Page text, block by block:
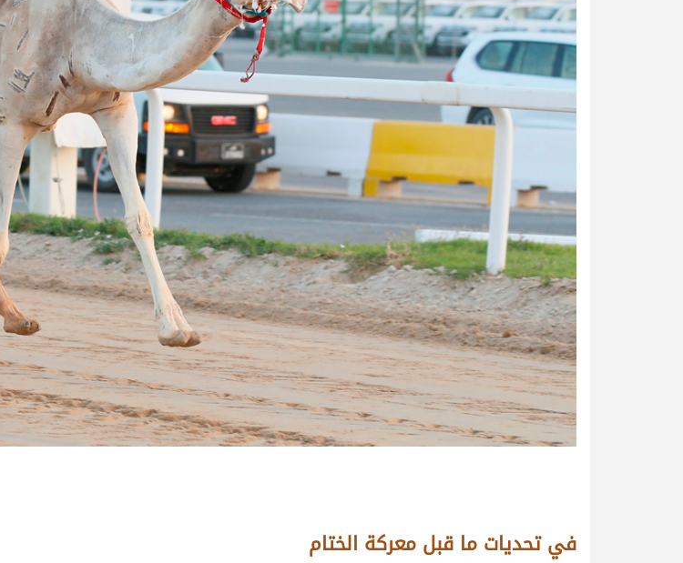
في تحديات ما قبل معركة الختام